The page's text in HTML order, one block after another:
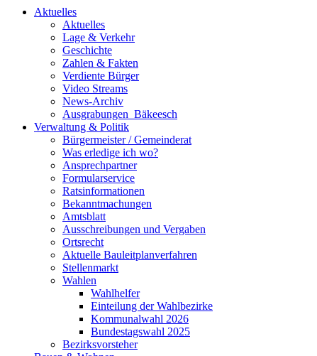
Aktuelles
Aktuelles
Lage & Verkehr
Geschichte
Zahlen & Fakten
Verdiente Bürger
Video Streams
News-Archiv
Ausgrabungen_Bäkeesch
Verwaltung & Politik
Bürgermeister / Gemeinderat
Was erledige ich wo?
Ansprechpartner
Formularservice
Ratsinformationen
Bekanntmachungen
Amtsblatt
Ausschreibungen und Vergaben
Ortsrecht
Aktuelle Bauleitplanverfahren
Stellenmarkt
Wahlen
Wahlhelfer
Einteilung der Wahlbezirke
Kommunalwahl 2026
Bundestagswahl 2025
Bezirksvorsteher